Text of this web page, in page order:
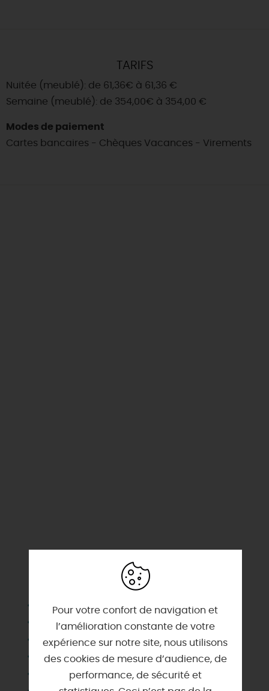
TARIFS
Nuitée (meublé): de 61,36€ à 61,36 €
Semaine (meublé): de 354,00€ à 354,00 €
Modes de paiement
Cartes bancaires - Chèques Vacances - Virements
SERVICES & ÉQUIPEMENTS
Animaux acceptés
Chauffage
Draps et linges compris
Lave linge privatif
Micro-ondes
Pour votre confort de navigation et
l’amélioration constante de votre
expérience sur notre site, nous utilisons
des cookies de mesure d’audience, de
performance, de sécurité et